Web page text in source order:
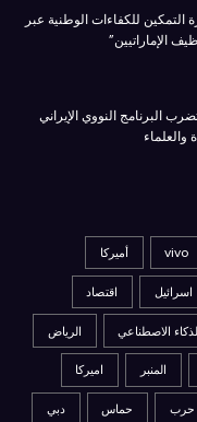
للكفاءات الوطنية عبر
الإماراتيين”
البرنامج النووي الإيراني
والعلماء
vivo أميركا
اسرائيل اقتصاد
الاصطناعي الرياض
المنبر اميركا
حرب حماس دبي